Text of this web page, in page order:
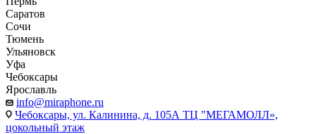
Саратов
Сочи
Тюмень
Ульяновск
Уфа
Чебоксары
Ярославль
info@miraphone.ru
Чебоксары, ул. Калинина, д. 105А ТЦ "МЕГАМОЛЛ»,
цокольный этаж